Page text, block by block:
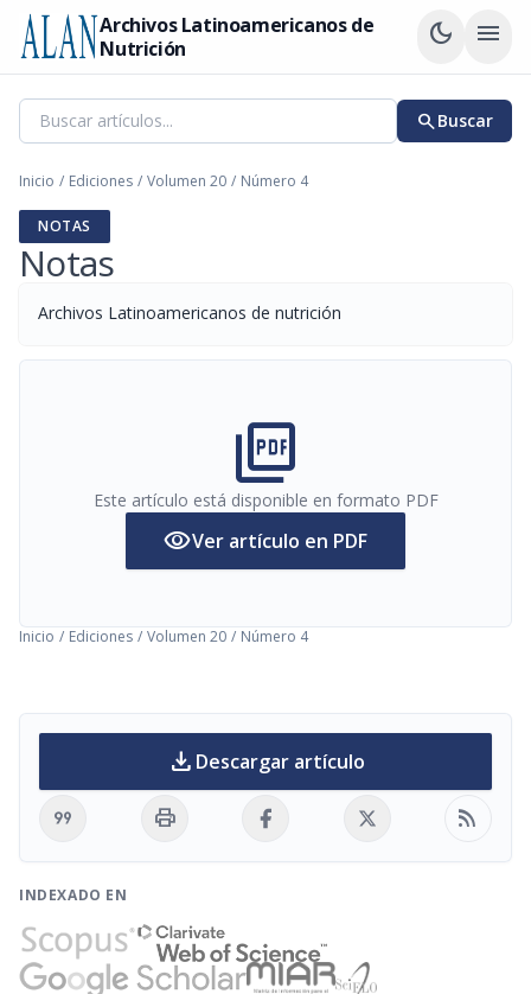
Archivos Latinoamericanos de
Nutrición
dark_mode menu
searchBuscar
Inicio / Ediciones / Volumen 20 / Número 4
NOTAS
Notas
Archivos Latinoamericanos de nutrición
picture_as_pdf
Este artículo está disponible en formato PDF
visibilityVer artículo en PDF
Inicio / Ediciones / Volumen 20 / Número 4
download Descargar artículo
format_quote print rss_feed
INDEXADO EN